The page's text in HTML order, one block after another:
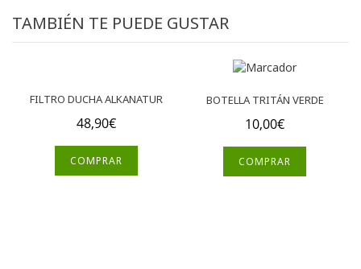
TAMBIÉN TE PUEDE GUSTAR
FILTRO DUCHA ALKANATUR
48,90€
COMPRAR
BOTELLA TRITÁN VERDE
10,00€
COMPRAR